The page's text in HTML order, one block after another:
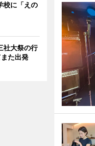
校に「えの
社大祭の行
た出発